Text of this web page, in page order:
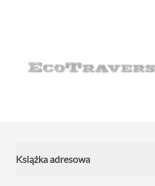
Książka adresowa